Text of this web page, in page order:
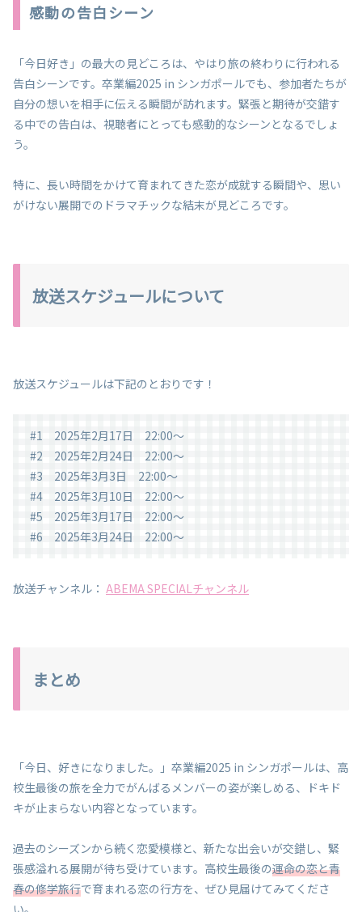
感動の告白シーン
「今日好き」の最大の見どころは、やはり旅の終わりに行われる
告白シーンです。卒業編2025 in シンガポールでも、参加者たちが
自分の想いを相手に伝える瞬間が訪れます。緊張と期待が交錯す
る中での告白は、視聴者にとっても感動的なシーンとなるでしょ
う。
特に、長い時間をかけて育まれてきた恋が成就する瞬間や、思い
がけない展開でのドラマチックな結末が見どころです。
放送スケジュールについて
放送スケジュールは下記のとおりです！
#1 2025年2月17日 22:00～
#2 2025年2月24日 22:00～
#3 2025年3月3日 22:00～
#4 2025年3月10日 22:00～
#5 2025年3月17日 22:00～
#6 2025年3月24日 22:00～
放送チャンネル： ABEMA SPECIALチャンネル
まとめ
「今日、好きになりました。」卒業編2025 in シンガポールは、高
校生最後の旅を全力でがんばるメンバーの姿が楽しめる、ドキド
キが止まらない内容となっています。
過去のシーズンから続く恋愛模様と、新たな出会いが交錯し、緊
張感溢れる展開が待ち受けています。高校生最後の運命の恋と青
春の修学旅行で育まれる恋の行方を、ぜひ見届けてみてくださ
い。